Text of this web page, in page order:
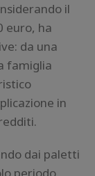
il
euro, ha
da una
famiglia
in
dai paletti